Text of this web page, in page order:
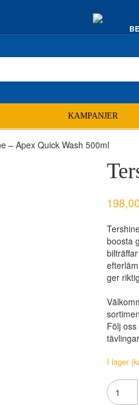
KAMPANJER
– Apex Quick Wash 500ml
198,00
boosta
ger
Följ
I lager
Tershine
-